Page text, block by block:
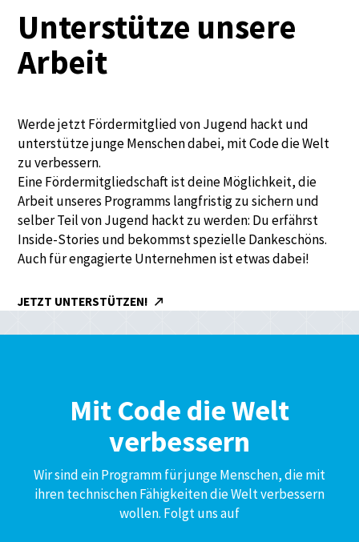
Unterstütze unsere
Arbeit
Werde jetzt Fördermitglied von Jugend hackt und
unterstütze junge Menschen dabei, mit Code die Welt
zu verbessern.
Eine Fördermitgliedschaft ist deine Möglichkeit, die
Arbeit unseres Programms langfristig zu sichern und
selber Teil von Jugend hackt zu werden: Du erfährst
Inside-Stories und bekommst spezielle Dankeschöns.
Auch für engagierte Unternehmen ist etwas dabei!
JETZT UNTERSTÜTZEN!
Mit Code die Welt
verbessern
Wir sind ein Programm für junge Menschen, die mit
ihren technischen Fähigkeiten die Welt verbessern
wollen. Folgt uns auf